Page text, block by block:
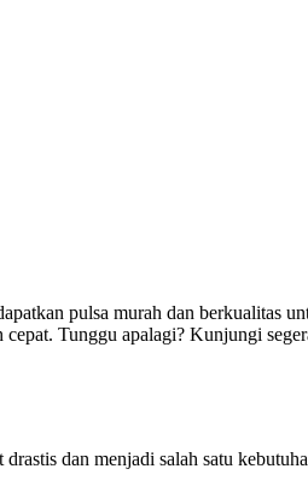
pulsa murah dan berkualitas
Tunggu apalagi? Kunjungi
dan menjadi salah satu